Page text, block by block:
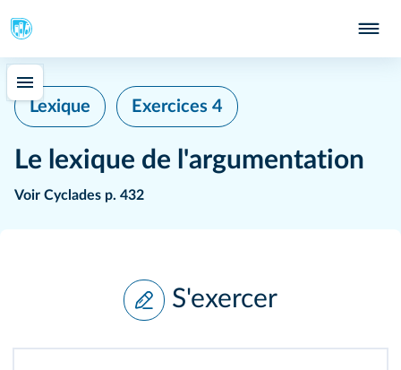
Lexique Exercices 4
Le lexique de l'argumentation
Voir Cyclades p. 432
S'exercer